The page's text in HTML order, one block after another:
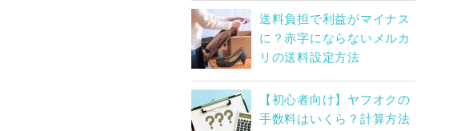
送料負担で利益がマイナス
に？赤字にならないメルカ
リの送料設定方法
【初心者向け】ヤフオクの
手数料はいくら？計算方法